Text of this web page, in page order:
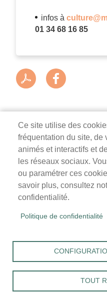
infos à
01 34 68 16 85
Ce site utilise des
fréquentation du site, de
animés et interactifs et
les réseaux sociaux.
ou paramétrer ces
savoir plus, consultez
confidentialité.
Politique de confidentialité
TOUT
Mairie de
3 rue de la Liberté
95470 Survilliers
Tél. 01 34 68 26 00
mercredi, samedi : 9h-12h
Menu
de
Accueil
Mentions légales
Accessibilité : Non
Cookies